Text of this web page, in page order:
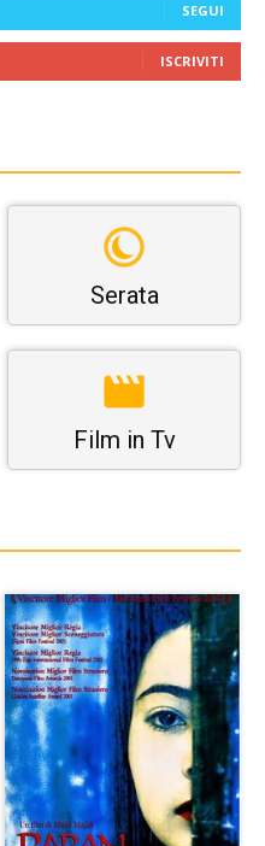
SEGUI
ISCRIVITI
Serata
Film in Tv